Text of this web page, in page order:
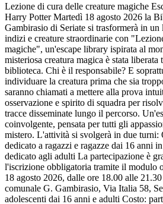
Lezione di cura delle creature magiche
Harry Potter Martedì 18 agosto 2026 la
Gambirasio di Seriate si trasformerà in
indizi e creature straordinarie con
magiche", un'escape library ispirata al
misteriosa creatura magica è stata
biblioteca. Chi è il responsabile? E
individuare la creatura prima che sia
saranno chiamati a mettere alla prova
osservazione e spirito di squadra per
tracce disseminate lungo il percorso.
coinvolgente, pensata per tutti gli
mistero. L'attività si svolgerà in due turni:
dedicato a ragazzi e ragazze dai 16 anni
dedicato agli adulti La partecipazione è
l'iscrizione obbligatoria tramite il modulo
18 agosto 2026, dalle ore 18.00 alle
comunale G. Gambirasio, Via Italia 58,
adolescenti dai 16 anni e adulti Costo: